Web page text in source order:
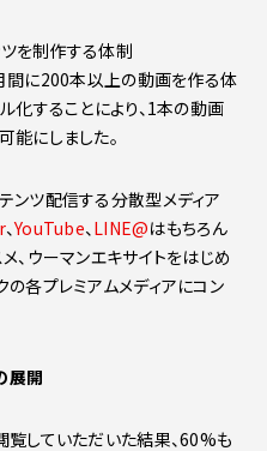
を制作する体制
間に200本以上の動画を作る体
化することにより、1本の動画
能にしました。
ンツ配信する分散型メディア
、YouTube、LINE@はもちろん
、ウーマンエキサイトをはじめ
各プレミアムメディアにコン
展開
覧していただいた結果、60%も